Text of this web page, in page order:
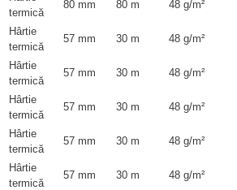
termică
80 mm 80 m 48 g/m²
Hârtie
termică
57 mm 30 m 48 g/m²
Hârtie
termică
57 mm 30 m 48 g/m²
Hârtie
termică
57 mm 30 m 48 g/m²
Hârtie
termică
57 mm 30 m 48 g/m²
Hârtie
termică
57 mm 30 m 48 g/m²